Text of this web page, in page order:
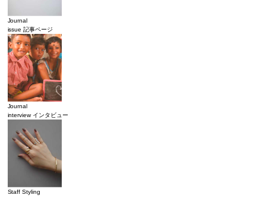
Journal
issue 記事ページ
Journal
interview インタビュー
Staff Styling